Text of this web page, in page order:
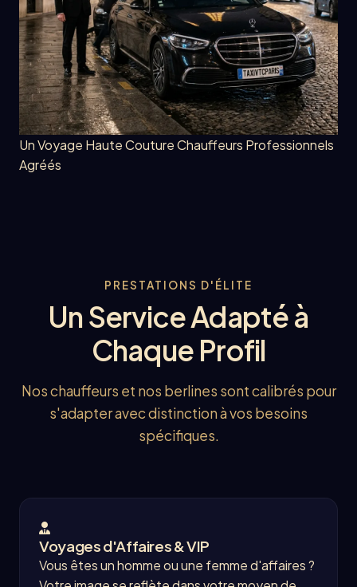
Un Voyage Haute CoutureChauffeurs Professionnels
Agréés
PRESTATIONS D'ÉLITE
Un Service Adapté à
Chaque Profil
Nos chauffeurs et nos berlines sont calibrés pour
s'adapter avec distinction à vos besoins
spécifiques.
Voyages d'Affaires & VIP
Vous êtes un homme ou une femme d'affaires ?